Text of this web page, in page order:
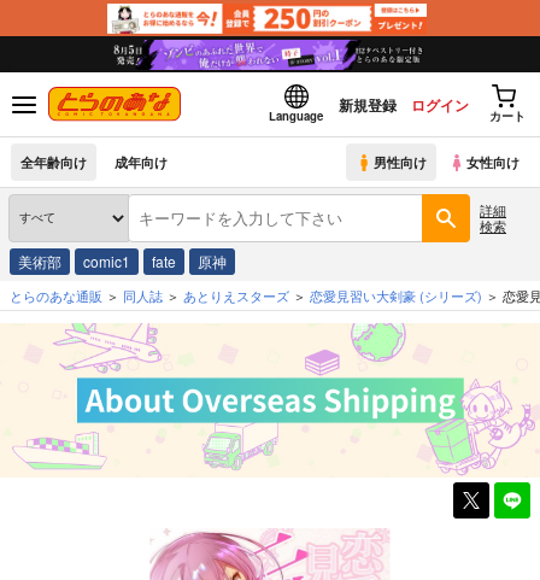
Language
新規登録 ログイン
カート
全年齢向け 成年向け 男性向け 女性向け
詳細
検索
美術部 comic1 fate 原神
とらのあな通販 同人誌 あとりえスターズ 恋愛見習い大剣豪 (シリーズ) 恋愛